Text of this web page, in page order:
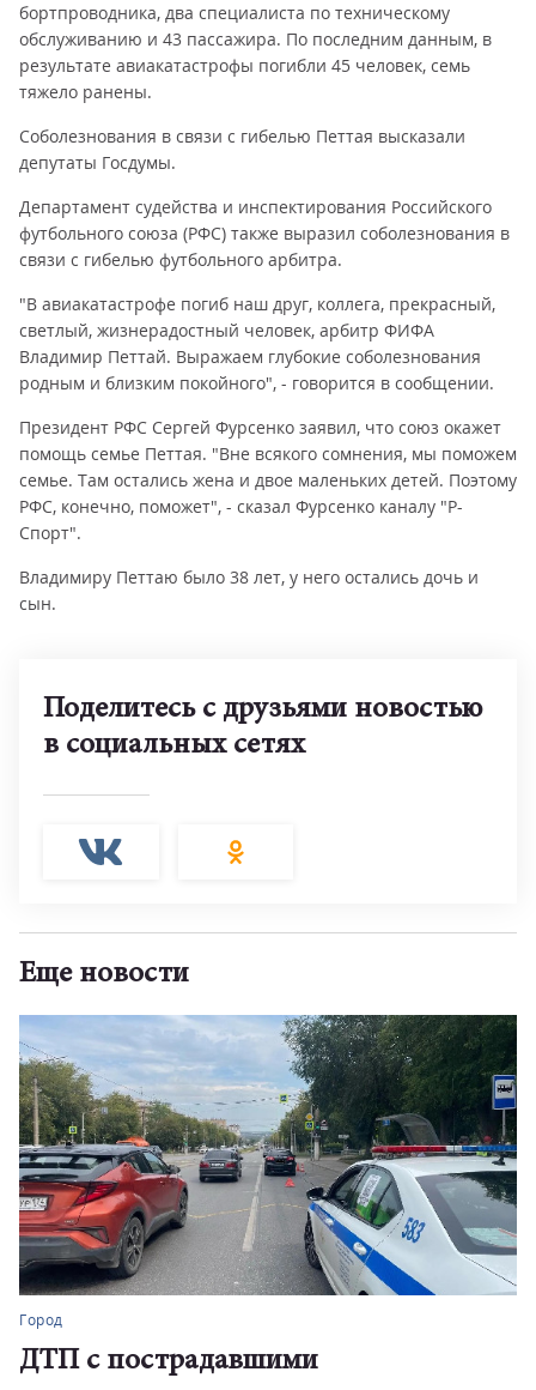
бортпроводника, два специалиста по техническому
обслуживанию и 43 пассажира. По последним данным, в
результате авиакатастрофы погибли 45 человек, семь
тяжело ранены.
Соболезнования в связи с гибелью Петтая высказали
депутаты Госдумы.
Департамент судейства и инспектирования Российского
футбольного союза (РФС) также выразил соболезнования в
связи с гибелью футбольного арбитра.
"В авиакатастрофе погиб наш друг, коллега, прекрасный,
светлый, жизнерадостный человек, арбитр ФИФА
Владимир Петтай. Выражаем глубокие соболезнования
родным и близким покойного", - говорится в сообщении.
Президент РФС Сергей Фурсенко заявил, что союз окажет
помощь семье Петтая. "Вне всякого сомнения, мы поможем
семье. Там остались жена и двое маленьких детей. Поэтому
РФС, конечно, поможет", - сказал Фурсенко каналу "Р-
Спорт".
Владимиру Петтаю было 38 лет, у него остались дочь и
сын.
Поделитесь с друзьями новостью
в социальных сетях
Еще новости
Город
ДТП с пострадавшими